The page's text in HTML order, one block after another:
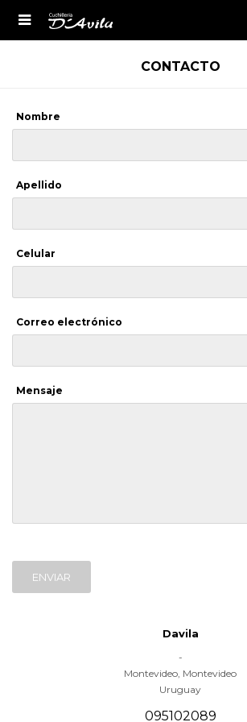

CONTACTO
Nombre
Apellido
Celular
Correo electrónico
Mensaje
ENVIAR
Davila
-
Montevideo, Montevideo
Uruguay
095102089